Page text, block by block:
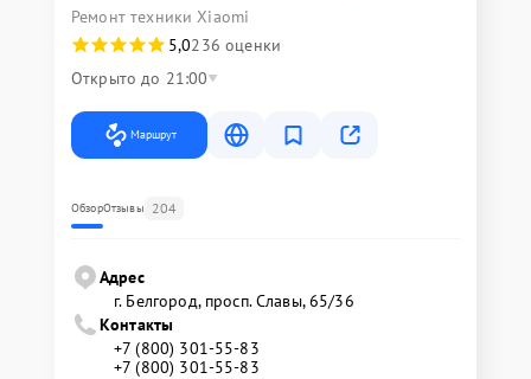
Ремонт техники Xiaomi
5,0236 оценки
Открыто до 21:00
Маршрут
ОбзорОтзывы 204
Адрес
г. Белгород, просп. Славы, 65/36
Контакты
+7 (800) 301-55-83
+7 (800) 301-55-83